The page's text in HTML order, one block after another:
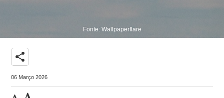
Fonte: Wallpaperflare
share
06 Março 2026